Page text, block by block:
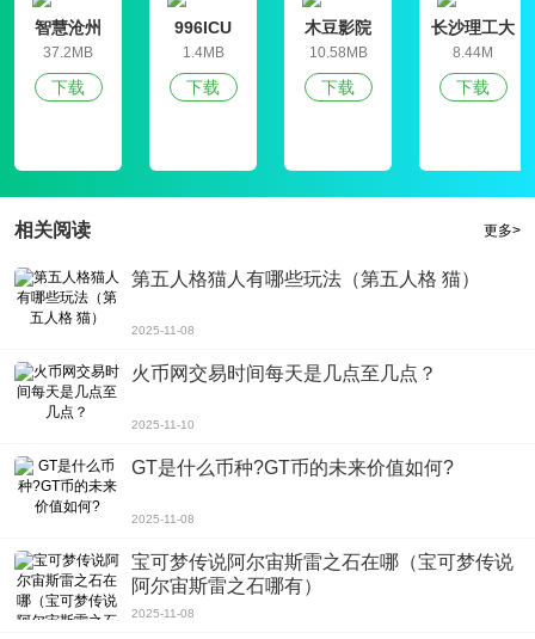
1、最优质的观看感受，以后再也不担心，支持多样化的播放，与各大影迷们一
2、电影精彩花絮、预告片、同步更新，深度资讯一网打尽，随时收藏好电影、
写影评，让你每天都有新东西看;
类齐全，斑马电影街为你打造一个最方便的视频播放软件;
文件，全网同步更新，更多内容在这里随时看;
电影、电视剧、综艺、动漫等高清影视无限量观看，奇妙的食光，哥哥别闹啦，
亲爱的客栈2，奇葩说第5季等;
1、新增央视、湖南、浙江等98个直播电视台；
2、优化选集功能，其他体验优化;
智慧沧州
37.2MB
下载
996ICU
1.4MB
下载
木豆影院
10.58MB
下载
长沙理工大
学就业信息
网学生信息
管理平台
8.44M
下载
相关阅读 更多>
第五人格猫人有哪些玩法（第五人格 猫）
2025-11-08
火币网交易时间每天是几点至几点？
2025-11-10
GT是什么币种?GT币的未来价值如何?
2025-11-08
宝可梦传说阿尔宙斯雷之石在哪（宝可梦传说
阿尔宙斯雷之石哪有）
2025-11-08